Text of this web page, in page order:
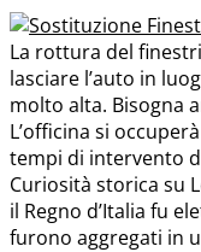
La rottura del
lasciare l’auto in
molto alta. Bisogna
L’officina si
tempi di intervento
Curiosità storica su
il Regno d’Italia fu
furono aggregati in